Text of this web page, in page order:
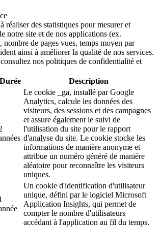
réaliser des statistiques pour mesurer et
notre site et de nos applications (ex.
nombre de pages vues, temps moyen par
ainsi à améliorer la qualité de nos services.
nos politiques de confidentialité et
Durée Description
Le cookie _ga, installé par Google
Analytics, calcule les données des
visiteurs, des sessions et des campagnes
et assure également le suivi de
l'utilisation du site pour le rapport
d'analyse du site. Le cookie stocke les
informations de manière anonyme et
attribue un numéro généré de manière
aléatoire pour reconnaître les visiteurs
uniques.
Un cookie d'identification d'utilisateur
unique, défini par le logiciel Microsoft
Application Insights, qui permet de
compter le nombre d'utilisateurs
accédant à l'application au fil du temps.